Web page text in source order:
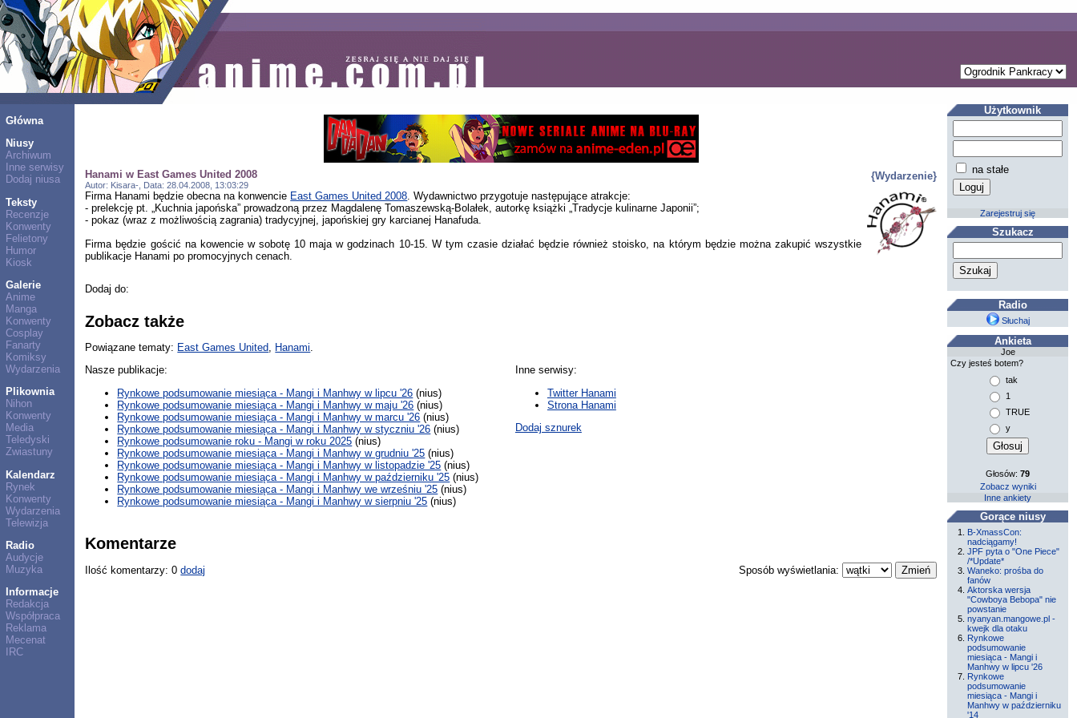
Główna
Niusy
Archiwum
Inne serwisy
Dodaj niusa
Teksty
Recenzje
Konwenty
Felietony
Humor
Kiosk
Galerie
Anime
Manga
Konwenty
Cosplay
Fanarty
Komiksy
Wydarzenia
Plikownia
Nihon
Konwenty
Media
Teledyski
Zwiastuny
Kalendarz
Rynek
Konwenty
Wydarzenia
Telewizja
Radio
Audycje
Muzyka
Informacje
Redakcja
Współpraca
Reklama
Mecenat
IRC
{Wydarzenie}
Hanami w East Games United 2008
Autor: Kisara-, Data: 28.04.2008, 13:03:29
Firma Hanami będzie obecna na konwencie East Games United 2008 . Wydawnictwo przygotuje następujące atrakcje:
- prelekcję pt. „Kuchnia japońska” prowadzoną przez Magdalenę Tomaszewską-Bolałek, autorkę książki „Tradycje kulinarne Japonii”;
- pokaz (wraz z możliwością zagrania) tradycyjnej, japońskiej gry karcianej Hanafuda.
Firma będzie gościć na kowencie w sobotę 10 maja w godzinach 10-15. W tym czasie działać będzie również stoisko, na którym będzie można zakupić wszystkie
publikacje Hanami po promocyjnych cenach.
Dodaj do:
Zobacz także
Powiązane tematy: East Games United Hanami
Nasze publikacje:
Rynkowe podsumowanie miesiąca - Mangi i Manhwy w lipcu '26 (nius)
Rynkowe podsumowanie miesiąca - Mangi i Manhwy w maju '26 (nius)
Rynkowe podsumowanie miesiąca - Mangi i Manhwy w marcu '26 (nius)
Rynkowe podsumowanie miesiąca - Mangi i Manhwy w styczniu '26 (nius)
Rynkowe podsumowanie roku - Mangi w roku 2025 (nius)
Rynkowe podsumowanie miesiąca - Mangi i Manhwy w grudniu '25 (nius)
Rynkowe podsumowanie miesiąca - Mangi i Manhwy w listopadzie '25 (nius)
Rynkowe podsumowanie miesiąca - Mangi i Manhwy w październiku '25 (nius)
Rynkowe podsumowanie miesiąca - Mangi i Manhwy we wrześniu '25 (nius)
Rynkowe podsumowanie miesiąca - Mangi i Manhwy w sierpniu '25 (nius)
Inne serwisy:
Twitter Hanami
Strona Hanami
Dodaj sznurek
Komentarze
Sposób wyświetlania:
Ilość komentarzy: 0dodaj
Użytkownik
na stałe
Zarejestruj się
Szukacz
Radio
Słuchaj
Ankieta
Joe
Czy jesteś botem?
tak
1
TRUE
y
Głosów:79
Zobacz wyniki
Inne ankiety
Gorące niusy
B-XmassCon:
nadciągamy!
JPF pyta o "One Piece"
/*Update*
Waneko: prośba do
fanów
Aktorska wersja
"Cowboya Bebopa" nie
powstanie
nyanyan.mangowe.pl -
kwejk dla otaku
Rynkowe
podsumowanie
miesiąca - Mangi i
Manhwy w lipcu '26
Rynkowe
podsumowanie
miesiąca - Mangi i
Manhwy w październiku
'14